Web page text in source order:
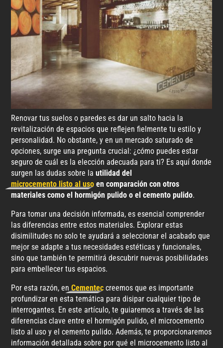
Renovar tus suelos o paredes es dar un salto hacia la
revitalización de espacios que reflejen fielmente tu estilo y
personalidad. No obstante, y en un mercado saturado de
opciones, surge una pregunta crucial: ¿cómo puedes estar
seguro de cuál es la elección adecuada para ti? Es aquí donde
surgen las dudas sobre lautilidad del
microcemento listo al uso en comparación con otros
materiales como el hormigón pulido o el cemento pulido.
Para tomar una decisión informada, es esencial comprender
las diferencias entre estos materiales. Explorar estas
disimilitudes no solo te ayudará a seleccionar el acabado que
mejor se adapte a tus necesidades estéticas y funcionales,
sino que también te permitirá descubrir nuevas posibilidades
para embellecer tus espacios.
Por esta razón, enCementec creemos que es importante
profundizar en esta temática para disipar cualquier tipo de
interrogantes. En este artículo, te guiaremos a través de las
diferencias clave entre el hormigón pulido, el microcemento
listo al uso y el cemento pulido. Además, te proporcionaremos
información detallada sobre por qué el microcemento listo al